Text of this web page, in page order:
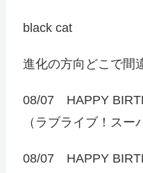
black cat
進化の方向どこで間
08/07 HAPPY
（ラブライブ！スー
08/07 HAPPY